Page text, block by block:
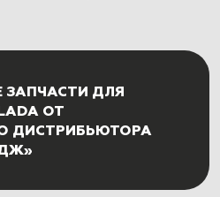
ДЛЯ
ОТ
ДИСТРИБЬЮТОРА